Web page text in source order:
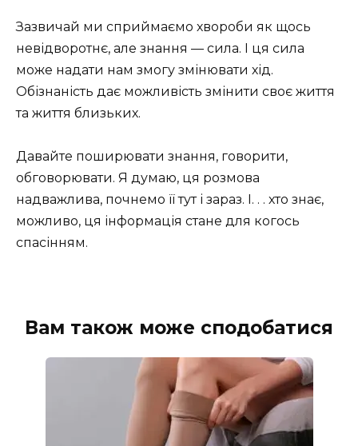
Зазвичай ми сприймаємо хвороби як щось
невідворотнє, але знання — сила. І ця сила
може надати нам змогу змінювати хід.
Обізнаність дає можливість змінити своє життя
та життя близьких.
Давайте поширювати знання, говорити,
обговорювати. Я думаю, ця розмова
надважлива, почнемо її тут і зараз. І. . . хто знає,
можливо, ця інформація стане для когось
спасінням.
Вам також може сподобатися